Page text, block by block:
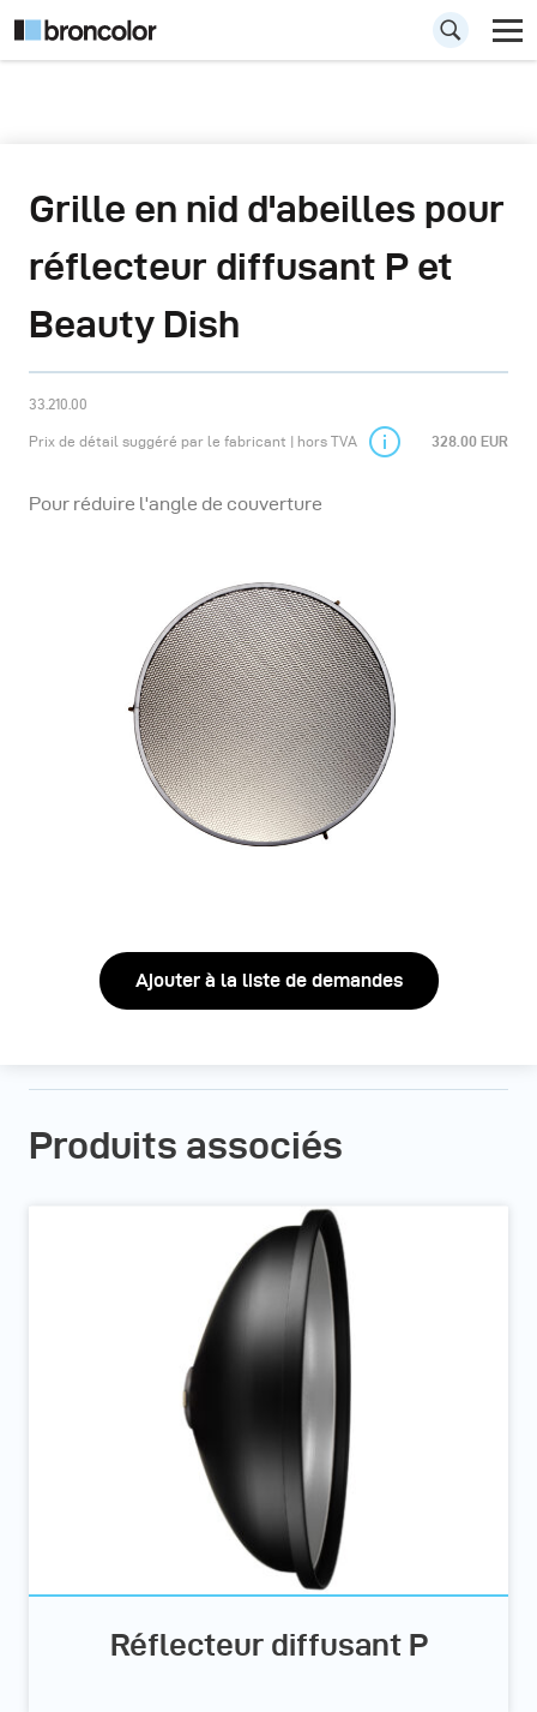
Grille en nid d'abeilles pour
réflecteur diffusant P et
Beauty Dish
33.210.00
Prix de détail suggéré par le fabricant | hors TVA 328.00 EUR
Pour réduire l'angle de couverture
Ajouter à la liste de demandes
Produits associés
Réflecteur diffusant P